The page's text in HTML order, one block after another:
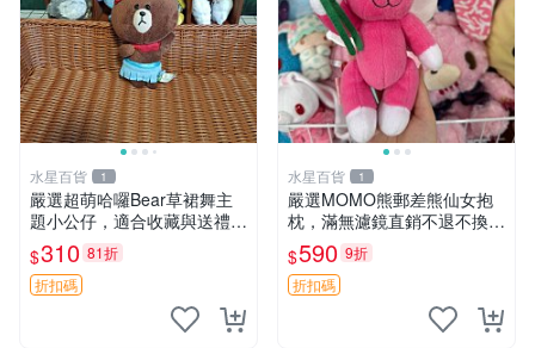
水星百貨 1
嚴選超萌哈囉Bear草裙舞主
題小公仔，適合收藏與送禮 1
00 克 哈囉Bear 草裙舞
$310 81折
折扣碼
水星百貨 1
嚴選MOMO熊郵差熊仙女抱
枕，滿無濾鏡直銷不退不換
經典造型可愛必備 紅薯啵啵
間抱枕 抱枕 時尚
$590 9折
折扣碼